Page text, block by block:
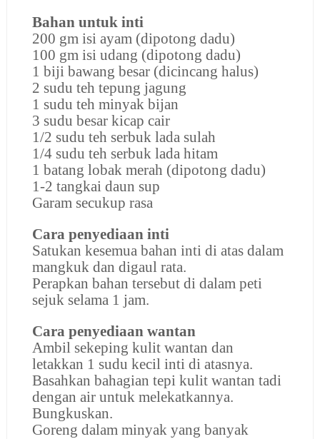
Bahan untuk inti
200 gm isi ayam (dipotong dadu)
100 gm isi udang (dipotong dadu)
1 biji bawang besar (dicincang halus)
2 sudu teh tepung jagung
1 sudu teh minyak bijan
3 sudu besar kicap cair
1/2 sudu teh serbuk lada sulah
1/4 sudu teh serbuk lada hitam
1 batang lobak merah (dipotong dadu)
1-2 tangkai daun sup
Garam secukup rasa
Cara penyediaan inti
Satukan kesemua bahan inti di atas dalam
mangkuk dan digaul rata.
Perapkan bahan tersebut di dalam peti
sejuk selama 1 jam.
Cara penyediaan wantan
Ambil sekeping kulit wantan dan
letakkan 1 sudu kecil inti di atasnya.
Basahkan bahagian tepi kulit wantan tadi
dengan air untuk melekatkannya.
Bungkuskan.
Goreng dalam minyak yang banyak